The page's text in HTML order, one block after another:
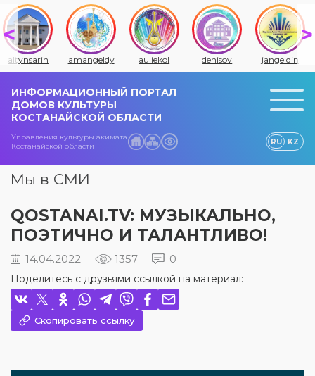
altynsarin amangeldy auliekol denisov jangeldin
ИНФОРМАЦИОННЫЙ ПОРТАЛ
ДОМОВ КУЛЬТУРЫ
КОСТАНАЙСКОЙ ОБЛАСТИ
Управления культуры акимата
Костанайской области
RU KZ
Мы в СМИ
QOSTANAI.TV: МУЗЫКАЛЬНО,
ПОЭТИЧНО И ТАЛАНТЛИВО!
14.04.2022 1357 0
Поделитесь с друзьями ссылкой на материал:
Скопировать ссылку